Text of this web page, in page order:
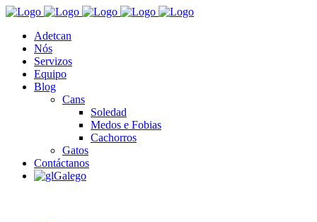
Adetcan
Nós
Servizos
Equipo
Blog
Cans
Soledad
Medos e Fobias
Cachorros
Gatos
Contáctanos
Galego